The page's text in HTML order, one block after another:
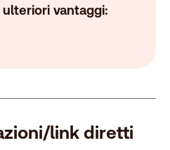
vantaggi:
link diretti